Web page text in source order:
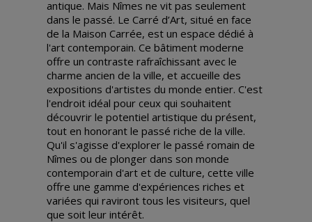
antique. Mais Nîmes ne vit pas seulement
dans le passé. Le Carré d’Art, situé en face
de la Maison Carrée, est un espace dédié à
l'art contemporain. Ce bâtiment moderne
offre un contraste rafraîchissant avec le
charme ancien de la ville, et accueille des
expositions d'artistes du monde entier. C'est
l'endroit idéal pour ceux qui souhaitent
découvrir le potentiel artistique du présent,
tout en honorant le passé riche de la ville.
Qu'il s'agisse d'explorer le passé romain de
Nîmes ou de plonger dans son monde
contemporain d'art et de culture, cette ville
offre une gamme d'expériences riches et
variées qui raviront tous les visiteurs, quel
que soit leur intérêt.